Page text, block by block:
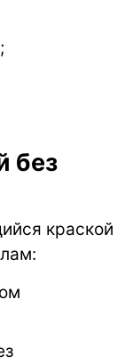
без
краской